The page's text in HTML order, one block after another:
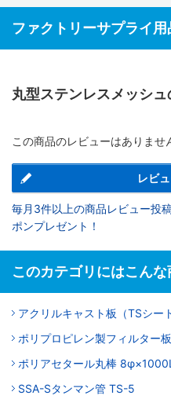
ファクトリーサプライ用
丸型ステンレスメッシ
この商品のレビューはありませ
レビ
毎月3件以上の商品レビュー投
ポンプレゼント！
このカテゴリにはこんな
アクリルキャスト板（TSシー
ポリプロピレン製フィルター板
ポリアセタール丸棒 8φ×1000L
SSA-Sタンマン管 TS-5